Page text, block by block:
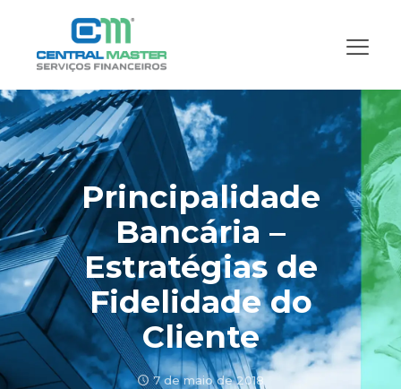
Principalidade
Bancária –
Estratégias de
Fidelidade do
Cliente
7 de maio de 2018